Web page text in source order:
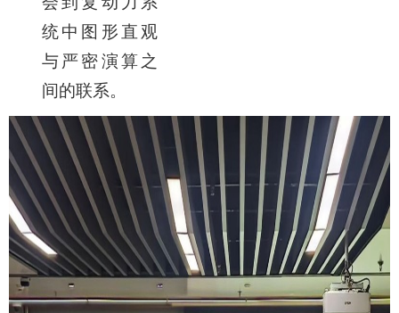
统中图形直观
与严密演算之
间的联系。